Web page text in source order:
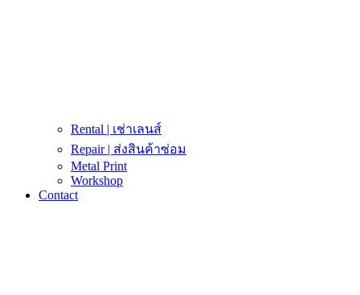
Rental | เช่าเลนส์
Repair | ส่งสินค้าซ่อม
Metal Print
Workshop
Contact